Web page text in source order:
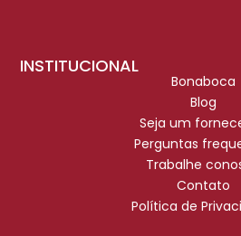
INSTITUCIONAL
Bonaboca
Blog
Seja um
Perguntas
Trabalhe
Contato
Política de